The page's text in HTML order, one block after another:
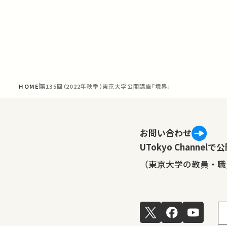
HOME第135回（2022年秋季）東京大学公開講座「境界」
お問い合わせ
UTokyo Channelで
（東京大学の教員・